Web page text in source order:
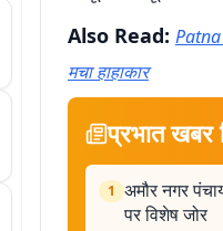
Also Read: Patna
मचा हाहाकार
प्रभात खबर
1 अमौर नगर
पर विशेष जोर